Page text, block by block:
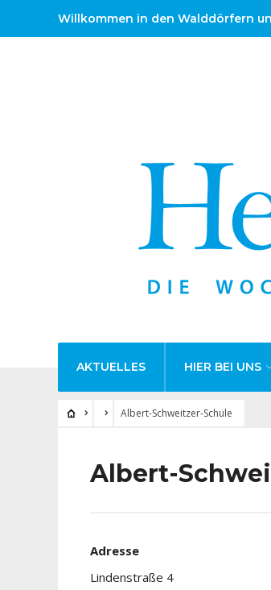
Willkommen in den Walddörfern
AKTUELLES HIER BEI UNS
Albert-Schweitzer-Schule
Albert-
Adresse
Lindenstraße 4